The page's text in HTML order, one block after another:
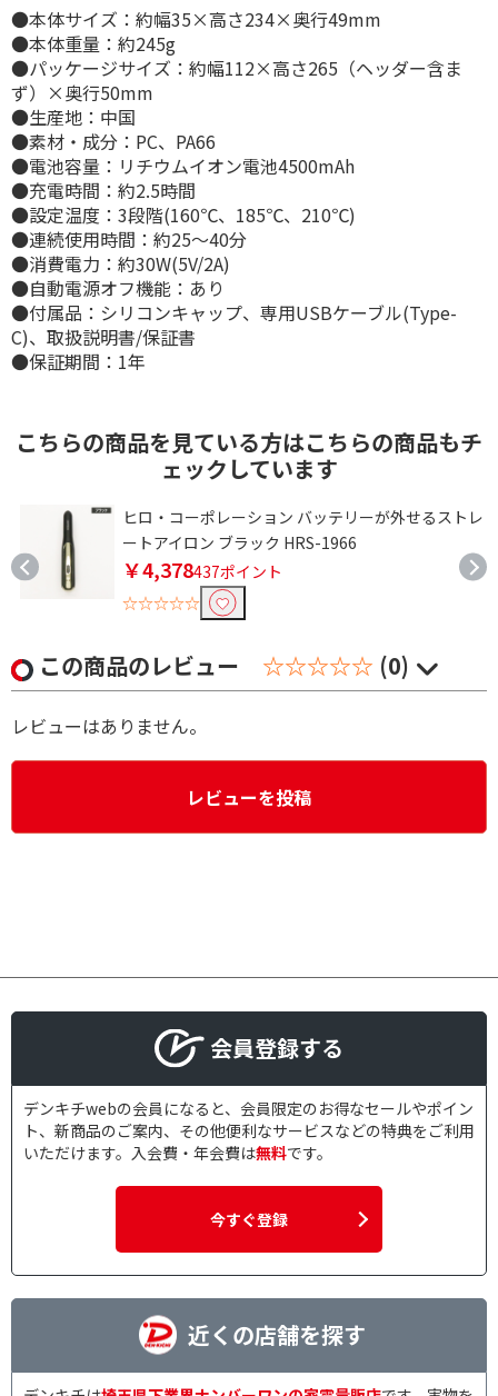
●本体サイズ：約幅35×高さ234×奥行49mm
●本体重量：約245g
●パッケージサイズ：約幅112×高さ265（ヘッダー含ま
ず）×奥行50mm
●生産地：中国
●素材・成分：PC、PA66
●電池容量：リチウムイオン電池4500mAh
●充電時間：約2.5時間
●設定温度：3段階(160℃、185℃、210℃)
●連続使用時間：約25～40分
●消費電力：約30W(5V/2A)
●自動電源オフ機能：あり
●付属品：シリコンキャップ、専用USBケーブル(Type-
C)、取扱説明書/保証書
●保証期間：1年
こちらの商品を見ている方はこちらの商品もチ
ェックしています
ヒロ・コーポレーション バッテリーが外せるストレ
ートアイロン ブラック HRS-1966
￥4,378437ポイント
☆☆☆☆☆
この商品のレビュー ☆☆☆☆☆ (0)
レビューはありません。
レビューを投稿
会員登録する
デンキチwebの会員になると、会員限定のお得なセールやポイン
ト、新商品のご案内、その他便利なサービスなどの特典をご利用
いただけます。入会費・年会費は無料です。
今すぐ登録
近くの店舗を探す